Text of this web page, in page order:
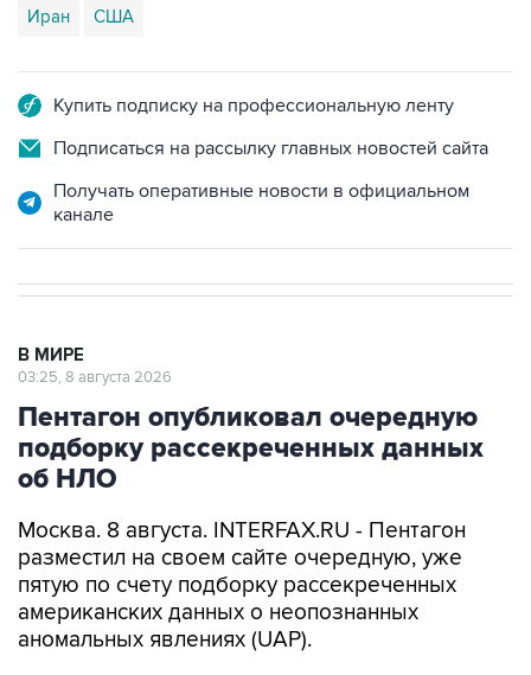
Иран США
Купить подписку на профессиональную ленту
Подписаться на рассылку главных новостей сайта
Получать оперативные новости в официальном
канале
В МИРЕ
03:25, 8 августа 2026
Пентагон опубликовал очередную
подборку рассекреченных данных
об НЛО
Москва. 8 августа. INTERFAX.RU - Пентагон
разместил на своем сайте очередную, уже
пятую по счету подборку рассекреченных
американских данных о неопознанных
аномальных явлениях (UAP).